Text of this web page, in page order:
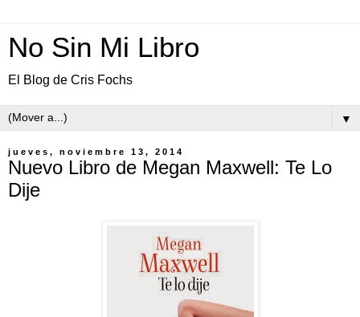
No Sin Mi Libro
El Blog de Cris Fochs
▼
jueves, noviembre 13, 2014
Nuevo Libro de Megan Maxwell: Te Lo
Dije